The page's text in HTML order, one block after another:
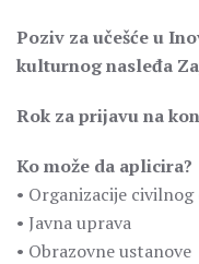
Poziv za učešće u
kulturnog nasleđa
Rok za prijavu na
Ko može da aplicira?
• Organizacije
• Javna uprava
• Obrazovne ustanove